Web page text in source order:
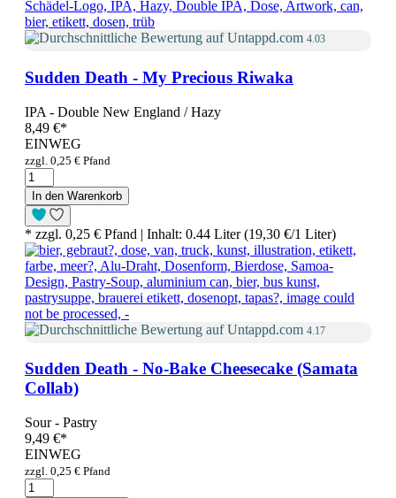
4.03
Sudden Death - My Precious Riwaka
IPA - Double New England / Hazy
8,49 €*
EINWEG
zzgl. 0,25 € Pfand
In den Warenkorb
* zzgl. 0,25 € Pfand | Inhalt: 0.44 Liter (19,30 €/1 Liter)
4.17
Sudden Death - No-Bake Cheesecake (Samata
Collab)
Sour - Pastry
9,49 €*
EINWEG
zzgl. 0,25 € Pfand